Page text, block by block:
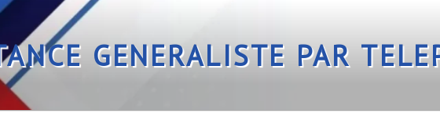
GENERALISTE PAR